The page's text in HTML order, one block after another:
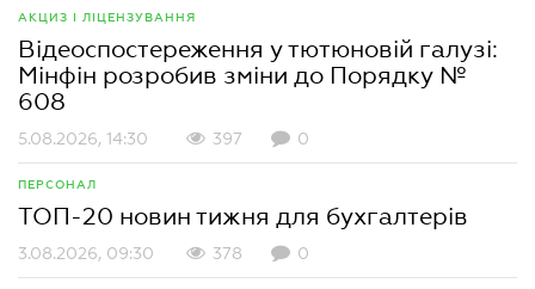
АКЦИЗ І ЛІЦЕНЗУВАННЯ
Відеоспостереження у тютюновій галузі:
Мінфін розробив зміни до Порядку №
608
5.08.2026, 14:30 397 0
ПЕРСОНАЛ
ТОП-20 новин тижня для бухгалтерів
3.08.2026, 09:30 378 0